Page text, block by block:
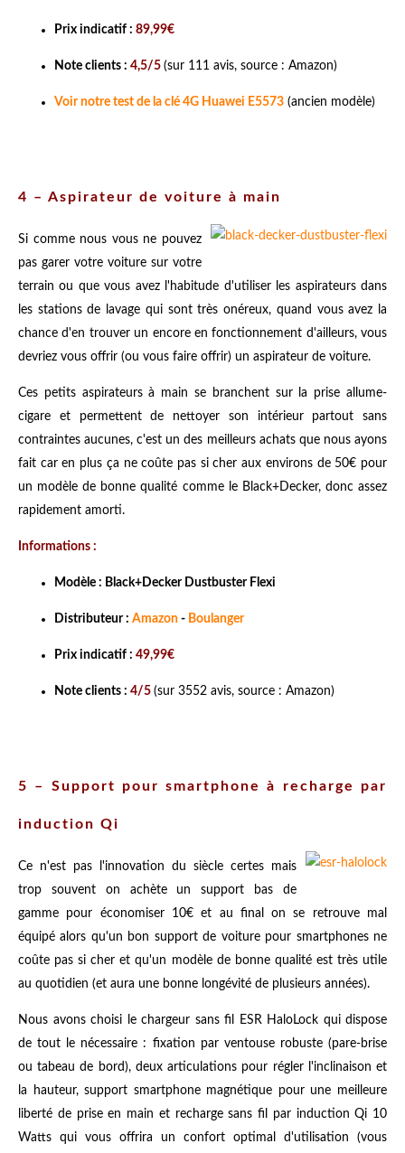
Prix indicatif : 89,99€
Note clients : 4,5/5 (sur 111 avis, source : Amazon)
Voir notre test de la clé 4G Huawei E5573 (ancien modèle)
4 – Aspirateur de voiture à main
Si comme nous vous ne pouvez
pas garer votre voiture sur votre
terrain ou que vous avez l'habitude d'utiliser les aspirateurs dans
les stations de lavage qui sont très onéreux, quand vous avez la
chance d'en trouver un encore en fonctionnement d'ailleurs, vous
devriez vous offrir (ou vous faire offrir) un aspirateur de voiture.
Ces petits aspirateurs à main se branchent sur la prise allume-
cigare et permettent de nettoyer son intérieur partout sans
contraintes aucunes, c'est un des meilleurs achats que nous ayons
fait car en plus ça ne coûte pas si cher aux environs de 50€ pour
un modèle de bonne qualité comme le Black+Decker, donc assez
rapidement amorti.
Informations :
Modèle : Black+Decker Dustbuster Flexi
Distributeur : Amazon - Boulanger
Prix indicatif : 49,99€
Note clients : 4/5 (sur 3552 avis, source : Amazon)
5 – Support pour smartphone à recharge par
induction Qi
Ce n'est pas l'innovation du siècle certes mais
trop souvent on achète un support bas de
gamme pour économiser 10€ et au final on se retrouve mal
équipé alors qu'un bon support de voiture pour smartphones ne
coûte pas si cher et qu'un modèle de bonne qualité est très utile
au quotidien (et aura une bonne longévité de plusieurs années).
Nous avons choisi le chargeur sans fil ESR HaloLock qui dispose
de tout le nécessaire : fixation par ventouse robuste (pare-brise
ou tabeau de bord), deux articulations pour régler l'inclinaison et
la hauteur, support smartphone magnétique pour une meilleure
liberté de prise en main et recharge sans fil par induction Qi 10
Watts qui vous offrira un confort optimal d'utilisation (vous